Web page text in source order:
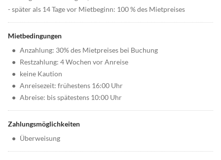
- später als 14 Tage vor Mietbeginn: 100 % des Mietpreises
Mietbedingungen
• Anzahlung: 30% des Mietpreises bei Buchung
• Restzahlung: 4 Wochen vor Anreise
• keine Kaution
• Anreisezeit: frühestens 16:00 Uhr
• Abreise: bis spätestens 10:00 Uhr
Zahlungsmöglichkeiten
• Überweisung